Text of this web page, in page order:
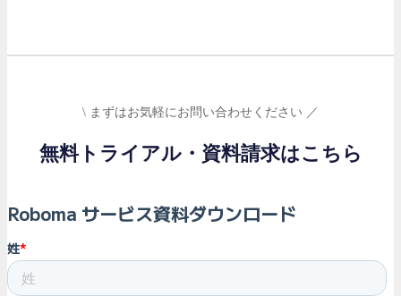
\ まずはお気軽にお問い合わせください ／
無料トライアル・資料請求はこちら